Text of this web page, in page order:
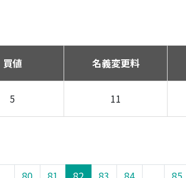
買値 名義変更料
5 11